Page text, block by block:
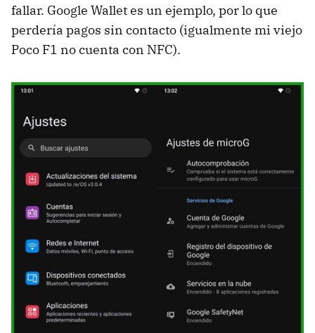
fallar. Google Wallet es un ejemplo, por lo que
perdería pagos sin contacto (igualmente mi viejo
Poco F1 no cuenta con NFC).